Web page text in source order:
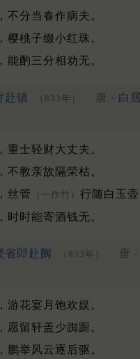
不分当春作病夫。
樱桃子缀小红珠。
能酌三分相劝无。
赴镇 （833年） 唐 · 白
重士轻财大丈夫。
不教亲故隔荣枯。
丝管
（一作竹） 行随白玉壶
时时能寄酒钱无。
省郎赴阙 （833年） 唐 ·
游花宴月饱欢娱。
愿留轩盖少踟蹰。
鹏举风云逐后驱。